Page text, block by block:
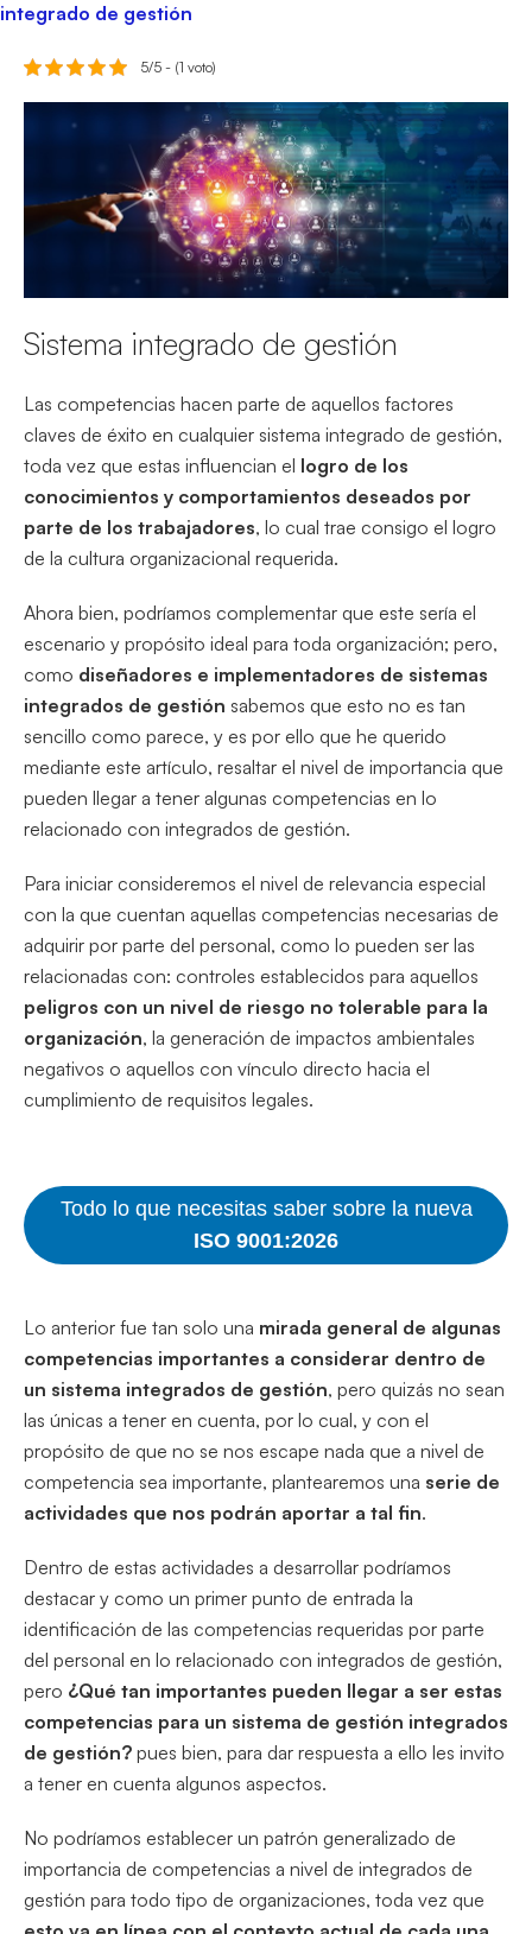
integrado de gestión
5/5 - (1 voto)
Sistema integrado de gestión
Las competencias hacen parte de aquellos factores
claves de éxito en cualquier sistema integrado de gestión,
toda vez que estas influencian el logro de los
conocimientos y comportamientos deseados por
parte de los trabajadores, lo cual trae consigo el logro
de la cultura organizacional requerida.
Ahora bien, podríamos complementar que este sería el
escenario y propósito ideal para toda organización; pero,
como diseñadores e implementadores de sistemas
integrados de gestión sabemos que esto no es tan
sencillo como parece, y es por ello que he querido
mediante este artículo, resaltar el nivel de importancia que
pueden llegar a tener algunas competencias en lo
relacionado con integrados de gestión.
Para iniciar consideremos el nivel de relevancia especial
con la que cuentan aquellas competencias necesarias de
adquirir por parte del personal, como lo pueden ser las
relacionadas con: controles establecidos para aquellos
peligros con un nivel de riesgo no tolerable para la
organización, la generación de impactos ambientales
negativos o aquellos con vínculo directo hacia el
cumplimiento de requisitos legales.
Todo lo que necesitas saber sobre la nueva
ISO 9001:2026
Lo anterior fue tan solo una mirada general de algunas
competencias importantes a considerar dentro de
un sistema integrados de gestión, pero quizás no sean
las únicas a tener en cuenta, por lo cual, y con el
propósito de que no se nos escape nada que a nivel de
competencia sea importante, plantearemos una serie de
actividades que nos podrán aportar a tal fin.
Dentro de estas actividades a desarrollar podríamos
destacar y como un primer punto de entrada la
identificación de las competencias requeridas por parte
del personal en lo relacionado con integrados de gestión,
pero ¿Qué tan importantes pueden llegar a ser estas
competencias para un sistema de gestión integrados
de gestión? pues bien, para dar respuesta a ello les invito
a tener en cuenta algunos aspectos.
No podríamos establecer un patrón generalizado de
importancia de competencias a nivel de integrados de
gestión para todo tipo de organizaciones, toda vez que